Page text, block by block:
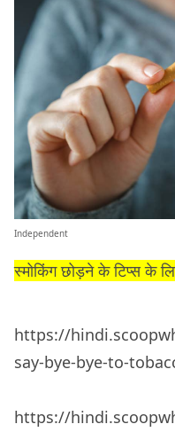
Independent
स्मोकिंग छोड़ने के टिप्स के
https://
say-bye-bye-to-
https://